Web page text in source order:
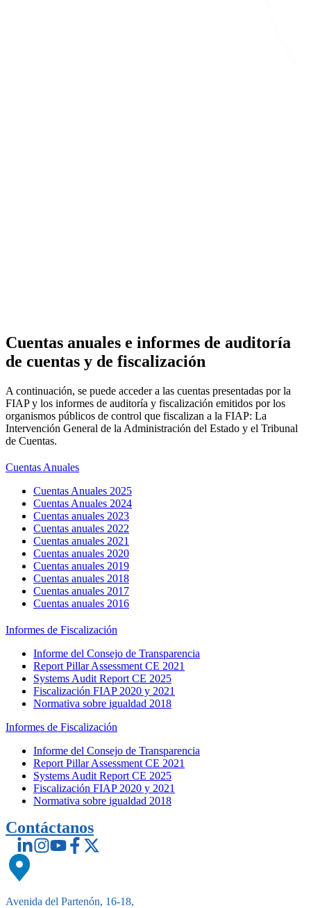
Cuentas anuales e informes de auditoría
de cuentas y de fiscalización
A continuación, se puede acceder a las cuentas presentadas por la
FIAP y los informes de auditoría y fiscalización emitidos por los
organismos públicos de control que fiscalizan a la FIAP: La
Intervención General de la Administración del Estado y el Tribunal
de Cuentas.
Cuentas Anuales
Cuentas Anuales 2025
Cuentas Anuales 2024
Cuentas anuales 2023
Cuentas anuales 2022
Cuentas anuales 2021
Cuentas anuales 2020
Cuentas anuales 2019
Cuentas anuales 2018
Cuentas anuales 2017
Cuentas anuales 2016
Informes de Fiscalización
Informe del Consejo de Transparencia
Report Pillar Assessment CE 2021
Systems Audit Report CE 2025
Fiscalización FIAP 2020 y 2021
Normativa sobre igualdad 2018
Informes de Fiscalización
Informe del Consejo de Transparencia
Report Pillar Assessment CE 2021
Systems Audit Report CE 2025
Fiscalización FIAP 2020 y 2021
Normativa sobre igualdad 2018
Contáctanos
Avenida del Partenón, 16-18,